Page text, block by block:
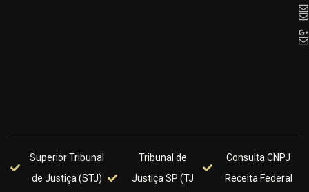
Superior Tribunal
de Justiça (STJ)
Tribunal de
Justiça SP (TJ
Consulta CNPJ
Receita Federal